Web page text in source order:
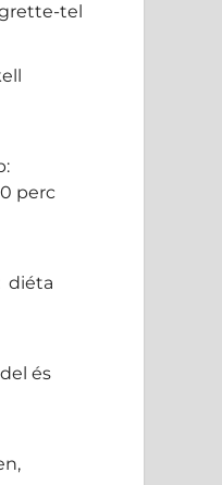
tel
perc
diéta
és